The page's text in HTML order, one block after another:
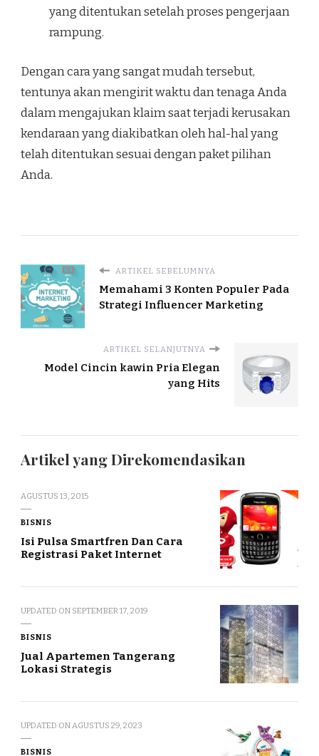
yang ditentukan setelah proses pengerjaan
rampung.
Dengan cara yang sangat mudah tersebut,
tentunya akan mengirit waktu dan tenaga Anda
dalam mengajukan klaim saat terjadi kerusakan
kendaraan yang diakibatkan oleh hal-hal yang
telah ditentukan sesuai dengan paket pilihan
Anda.
ARTIKEL SEBELUMNYA
Memahami 3 Konten Populer Pada
Strategi Influencer Marketing
ARTIKEL SELANJUTNYA
Model Cincin kawin Pria Elegan
yang Hits
Artikel yang Direkomendasikan
AGUSTUS 13, 2015
BISNIS
Isi Pulsa Smartfren Dan Cara
Registrasi Paket Internet
UPDATED ON SEPTEMBER 17, 2019
BISNIS
Jual Apartemen Tangerang
Lokasi Strategis
UPDATED ONAGUSTUS 29, 2023
BISNIS